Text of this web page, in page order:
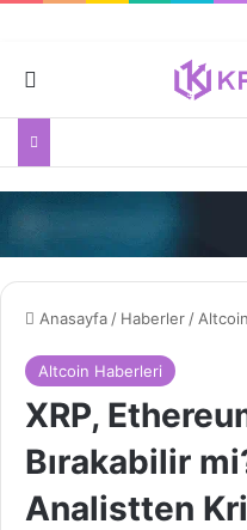
Dış görünümü değiştir
Anasayfa / Haberler /
Altcoin Haberleri
XRP,
Bırakabilir
Analistten